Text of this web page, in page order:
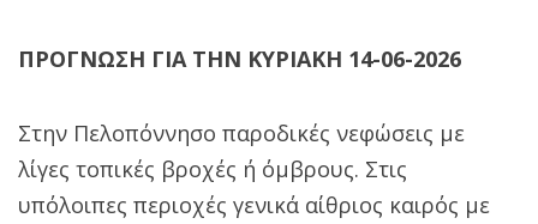
ΠΡΟΓΝΩΣΗ ΓΙΑ ΤΗΝ ΚΥΡΙΑΚΗ 14-06-2026
Στην Πελοπόννησο παροδικές νεφώσεις με
λίγες τοπικές βροχές ή όμβρους. Στις
υπόλοιπες περιοχές γενικά αίθριος καιρός με